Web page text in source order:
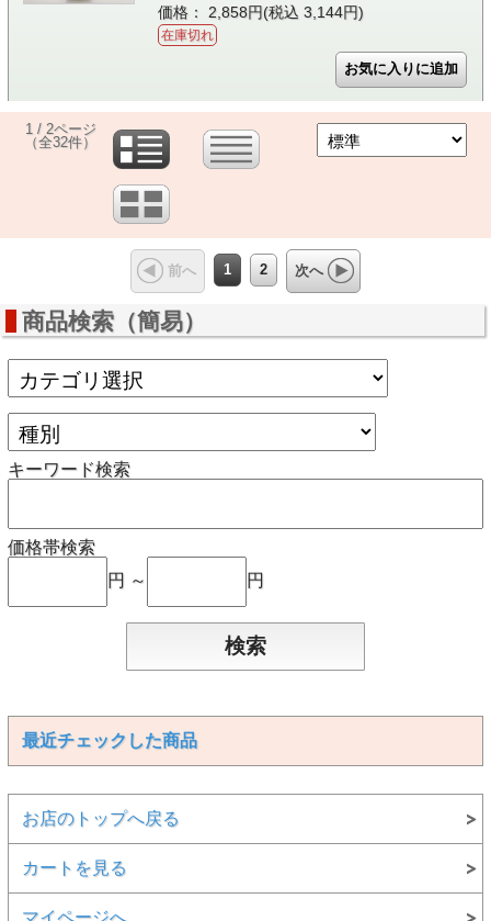
価格： 2,858円(税込 3,144円)
在庫切れ
1 / 2ページ
（全32件）
前へ 1 2 次へ
商品検索（簡易）
キーワード検索
価格帯検索
円 ～
円
最近チェックした商品
お店のトップへ戻る
カートを見る
マイページへ